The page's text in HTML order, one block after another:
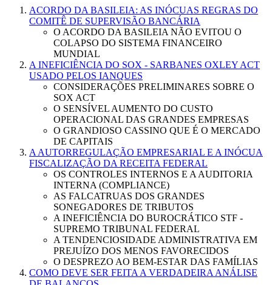
ACORDO DA BASILEIA: AS INÓCUAS REGRAS DO
COMITÊ DE SUPERVISÃO BANCÁRIA
O ACORDO DA BASILEIA NÃO EVITOU O
COLAPSO DO SISTEMA FINANCEIRO
MUNDIAL
A INEFICIÊNCIA DO SOX - SARBANES OXLEY ACT
USADO PELOS IANQUES
CONSIDERAÇÕES PRELIMINARES SOBRE O
SOX ACT
O SENSÍVEL AUMENTO DO CUSTO
OPERACIONAL DAS GRANDES EMPRESAS
O GRANDIOSO CASSINO QUE É O MERCADO
DE CAPITAIS
A AUTORREGULAÇÃO EMPRESARIAL E A INÓCUA
FISCALIZAÇÃO DA RECEITA FEDERAL
OS CONTROLES INTERNOS E A AUDITORIA
INTERNA (COMPLIANCE)
AS FALCATRUAS DOS GRANDES
SONEGADORES DE TRIBUTOS
A INEFICIÊNCIA DO BUROCRÁTICO STF -
SUPREMO TRIBUNAL FEDERAL
A TENDENCIOSIDADE ADMINISTRATIVA EM
PREJUÍZO DOS MENOS FAVORECIDOS
O DESPREZO AO BEM-ESTAR DAS FAMÍLIAS
COMO DEVE SER FEITA A VERDADEIRA ANÁLISE